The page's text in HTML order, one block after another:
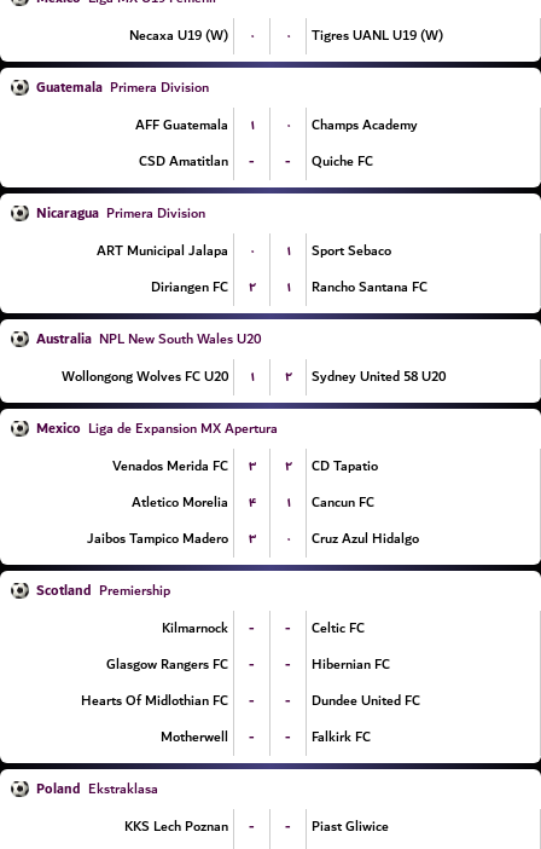
Necaxa U19 (W)
۰ ۰ Tigres UANL U19 (W)
Guatemala Primera Division
AFF Guatemala
۱ ۰
Champs Academy
CSD Amatitlan
- - Quiche FC
Nicaragua Primera Division
ART Municipal Jalapa
۰ ۱
Sport Sebaco
Diriangen FC
۲ ۱ Rancho Santana FC
Australia NPL New South Wales U20
Wollongong Wolves FC U20
۱ ۲ Sydney United 58 U20
Mexico Liga de Expansion MX Apertura
Venados Merida FC
۳ ۲
CD Tapatio
Atletico Morelia
۴ ۱
Cancun FC
Jaibos Tampico Madero
۳ ۰ Cruz Azul Hidalgo
Scotland Premiership
Kilmarnock
- -
Celtic FC
Glasgow Rangers FC
- -
Hibernian FC
Hearts Of Midlothian FC
- -
Dundee United FC
Motherwell
- - Falkirk FC
Poland Ekstraklasa
KKS Lech Poznan
- -
Piast Gliwice